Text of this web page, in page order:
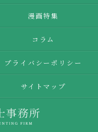
漫画特集
コラム
プライバシーポリシー
サイトマップ